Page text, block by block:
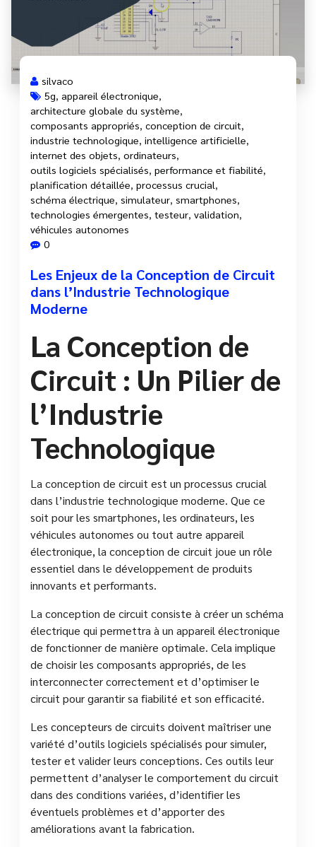
silvaco
5g, appareil électronique,
architecture globale du système,
composants appropriés, conception de circuit,
industrie technologique, intelligence artificielle,
internet des objets, ordinateurs,
outils logiciels spécialisés, performance et fiabilité,
planification détaillée, processus crucial,
schéma électrique, simulateur, smartphones,
technologies émergentes, testeur, validation,
véhicules autonomes
0
Les Enjeux de la Conception de Circuit
dans l’Industrie Technologique
Moderne
La Conception de
Circuit : Un Pilier de
l’Industrie
Technologique
La conception de circuit est un processus crucial
dans l’industrie technologique moderne. Que ce
soit pour les smartphones, les ordinateurs, les
véhicules autonomes ou tout autre appareil
électronique, la conception de circuit joue un rôle
essentiel dans le développement de produits
innovants et performants.
La conception de circuit consiste à créer un schéma
électrique qui permettra à un appareil électronique
de fonctionner de manière optimale. Cela implique
de choisir les composants appropriés, de les
interconnecter correctement et d’optimiser le
circuit pour garantir sa fiabilité et son efficacité.
Les concepteurs de circuits doivent maîtriser une
variété d’outils logiciels spécialisés pour simuler,
tester et valider leurs conceptions. Ces outils leur
permettent d’analyser le comportement du circuit
dans des conditions variées, d’identifier les
éventuels problèmes et d’apporter des
améliorations avant la fabrication.